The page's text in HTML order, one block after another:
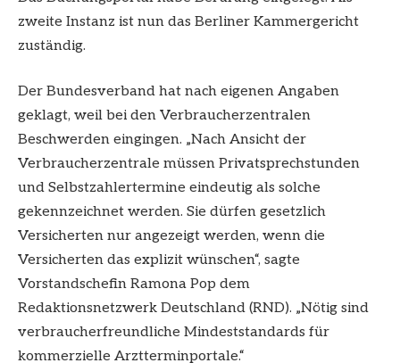
zweite Instanz ist nun das Berliner Kammergericht
zuständig.
Der Bundesverband hat nach eigenen Angaben
geklagt, weil bei den Verbraucherzentralen
Beschwerden eingingen. „Nach Ansicht der
Verbraucherzentrale müssen Privatsprechstunden
und Selbstzahlertermine eindeutig als solche
gekennzeichnet werden. Sie dürfen gesetzlich
Versicherten nur angezeigt werden, wenn die
Versicherten das explizit wünschen“, sagte
Vorstandschefin Ramona Pop dem
Redaktionsnetzwerk Deutschland (RND). „Nötig sind
verbraucherfreundliche Mindeststandards für
kommerzielle Arztterminportale.“